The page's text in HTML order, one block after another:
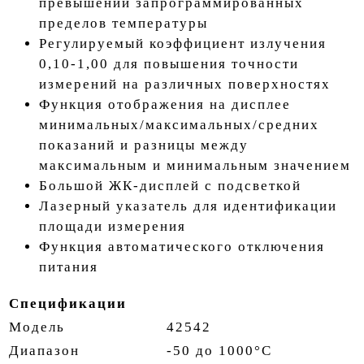
пределов температуры
Регулируемый коэффициент излучения
0,10-1,00 для повышения точности
измерений на различных поверхностях
Функция отображения на дисплее
минимальных/максимальных/средних
показаний и разницы между
максимальным и минимальным значением
Большой ЖК-дисплей с подсветкой
Лазерный указатель для идентификации
площади измерения
Функция автоматического отключения
питания
Спецификации
Модель
42542
Диапазон
-50 до 1000°С